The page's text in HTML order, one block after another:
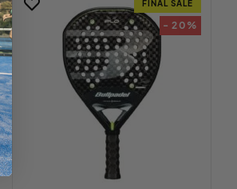
FINAL SALE
- 20%